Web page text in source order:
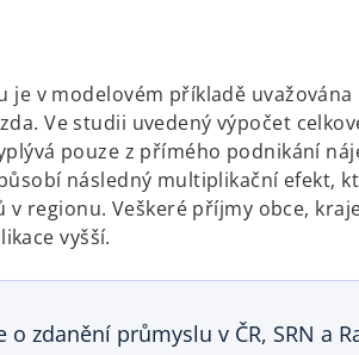
je v modelovém příkladě
Ve studii uvedený výpočet
pouze z přímého podnikání
následný multiplikační efekt,
v regionu. Veškeré příjmy obce,
vyšší.
o zdanění průmyslu v ČR, SRN a
o
n